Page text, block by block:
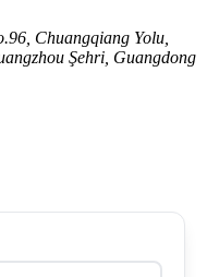
Chuangqiang Yolu,
Şehri, Guangdong